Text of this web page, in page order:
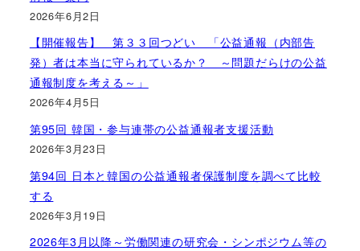
2026年6月2日
【開催報告】 第３３回つどい 「公益通報（内部告
発）者は本当に守られているか？ ～問題だらけの公益
通報制度を考える～」
2026年4月5日
第95回 韓国・参与連帯の公益通報者支援活動
2026年3月23日
第94回 日本と韓国の公益通報者保護制度を調べて比較
する
2026年3月19日
2026年3月以降～労働関連の研究会・シンポジウム等の